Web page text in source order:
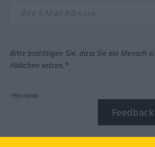
Bitte bestätigen Sie, dass Sie ein Mensch
Häkchen setzen.*
*Pflichtfeld